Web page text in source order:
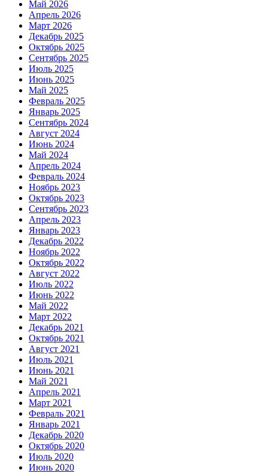
Май 2026
Апрель 2026
Март 2026
Декабрь 2025
Октябрь 2025
Сентябрь 2025
Июль 2025
Июнь 2025
Май 2025
Февраль 2025
Январь 2025
Сентябрь 2024
Август 2024
Июнь 2024
Май 2024
Апрель 2024
Февраль 2024
Ноябрь 2023
Октябрь 2023
Сентябрь 2023
Апрель 2023
Январь 2023
Декабрь 2022
Ноябрь 2022
Октябрь 2022
Август 2022
Июль 2022
Июнь 2022
Май 2022
Март 2022
Декабрь 2021
Октябрь 2021
Август 2021
Июль 2021
Июнь 2021
Май 2021
Апрель 2021
Март 2021
Февраль 2021
Январь 2021
Декабрь 2020
Октябрь 2020
Июль 2020
Июнь 2020